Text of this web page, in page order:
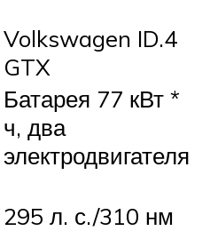
Volkswagen ID.4
GTX
Батарея 77 кВт *
ч, два
электродвигателя
295 л. с./310 нм